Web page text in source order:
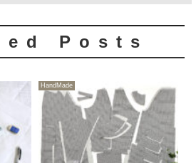
Posts
HandMade